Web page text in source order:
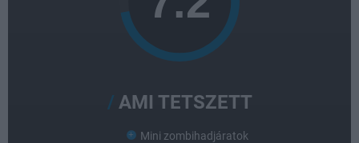
AMI TETSZETT
Mini zombihadjáratok